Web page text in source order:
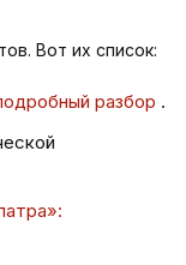
Вот их список:
разбор .